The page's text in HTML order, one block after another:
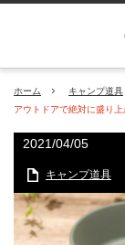
ホーム
キャンプ道具
アウトドアで絶対に盛り
2021/04/05
キャンプ道具